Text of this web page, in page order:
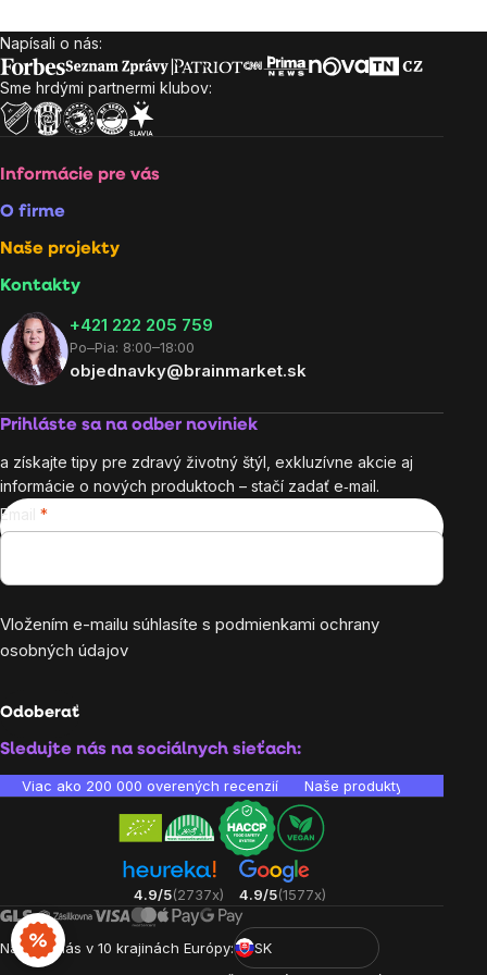
Zápätie
Napísali o nás:
Sme hrdými partnermi klubov:
Informácie pre vás
O firme
Naše projekty
Kontakty
+421 222 205 759
Po–Pia: 8:00–18:00
objednavky@brainmarket.sk
Prihláste sa na odber noviniek
a získajte tipy pre zdravý životný štýl, exkluzívne akcie aj
informácie o nových produktoch – stačí zadať e‑mail.
Email
Vložením e-mailu súhlasíte s podmienkami ochrany
osobných údajov
Odoberať
Sledujte nás na sociálnych sieťach:
Viac ako 200 000 overených recenzií Naše produkty sú
4.9/5(2737x) 4.9/5(1577x)
Nájdete nás v 10 krajinách Európy:
SK